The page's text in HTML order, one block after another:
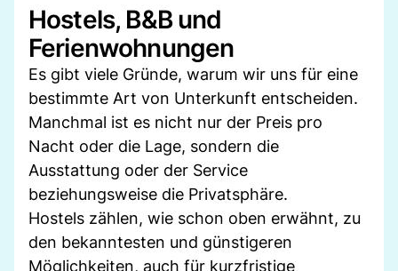
Hostels, B&B und
Ferienwohnungen
Es gibt viele Gründe, warum wir uns für eine
bestimmte Art von Unterkunft entscheiden.
Manchmal ist es nicht nur der Preis pro
Nacht oder die Lage, sondern die
Ausstattung oder der Service
beziehungsweise die Privatsphäre.
Hostels zählen, wie schon oben erwähnt, zu
den bekanntesten und günstigeren
Möglichkeiten, auch für kurzfristige